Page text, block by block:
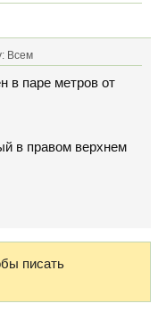
Всем
в паре метров от
в правом верхнем
писать